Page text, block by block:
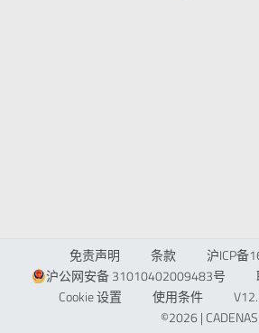
免责声明 条款
沪ICP备
沪公网安备 31010402009483号
Cookie 设置
使用条件
©2026 | CADENAS